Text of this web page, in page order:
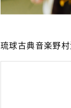
琉球古典音楽野